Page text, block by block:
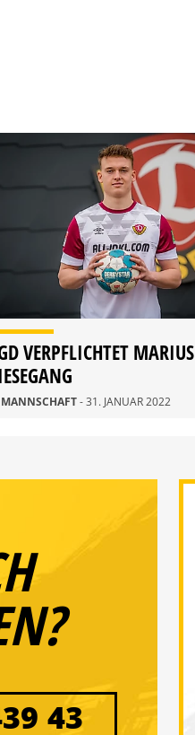
VERPFLICHTET MARIUS
- 31. JANUAR 2022
43